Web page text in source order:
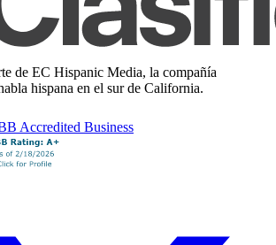
de EC Hispanic Media, la compañía
hispana en el sur de California.
Accredited Business